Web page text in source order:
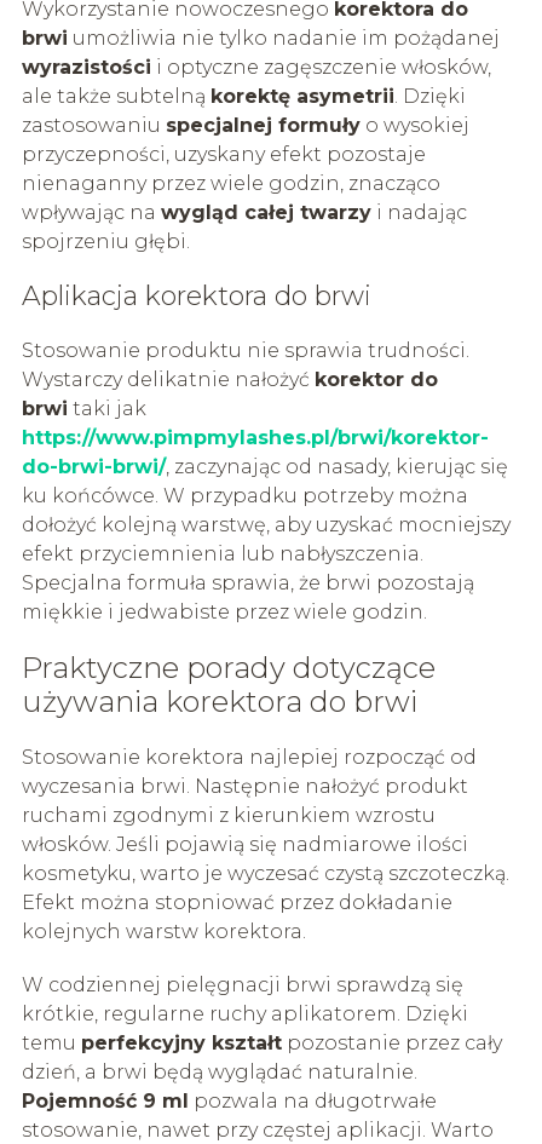
Wykorzystanie nowoczesnego korektora do
brwi umożliwia nie tylko nadanie im pożądanej
wyrazistości i optyczne zagęszczenie włosków,
ale także subtelną korektę asymetrii. Dzięki
zastosowaniu specjalnej formułyo wysokiej
przyczepności, uzyskany efekt pozostaje
nienaganny przez wiele godzin, znacząco
wpływając na wygląd całej twarzyi nadając
spojrzeniu głębi.
Aplikacja korektora do brwi
Stosowanie produktu nie sprawia trudności.
Wystarczy delikatnie nałożyć korektor do
brwi taki jak
https://www.pimpmylashes.pl/brwi/korektor-
do-brwi-brwi/, zaczynając od nasady, kierując się
ku końcówce. W przypadku potrzeby można
dołożyć kolejną warstwę, aby uzyskać mocniejszy
efekt przyciemnienia lub nabłyszczenia.
Specjalna formuła sprawia, że brwi pozostają
miękkie i jedwabiste przez wiele godzin.
Praktyczne porady dotyczące
używania korektora do brwi
Stosowanie korektora najlepiej rozpocząć od
wyczesania brwi. Następnie nałożyć produkt
ruchami zgodnymi z kierunkiem wzrostu
włosków. Jeśli pojawią się nadmiarowe ilości
kosmetyku, warto je wyczesać czystą szczoteczką.
Efekt można stopniować przez dokładanie
kolejnych warstw korektora.
W codziennej pielęgnacji brwi sprawdzą się
krótkie, regularne ruchy aplikatorem. Dzięki
temu perfekcyjny kształtpozostanie przez cały
dzień, a brwi będą wyglądać naturalnie.
Pojemność 9 ml
pozwala na długotrwałe
stosowanie, nawet przy częstej aplikacji. Warto